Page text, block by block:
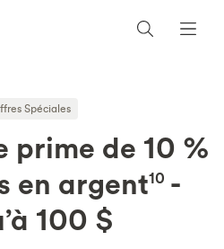
Spéciales
prime de 10 %
en argent10 -
100 $